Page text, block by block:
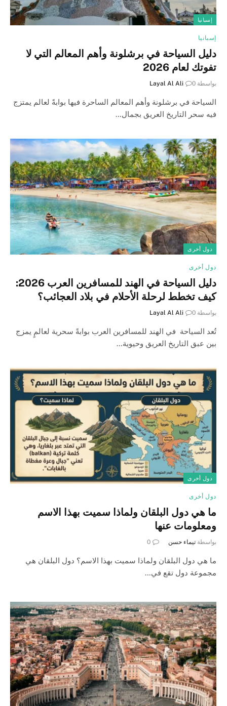
إسبانيا
إسبانيا
دليل السياحة في برشلونة وأهم المعالم التي لا
تفوتك لعام 2026
بواسطة Layal Al Ali 0
السياحة في برشلونة وأهم المعالم الساحرة فيها بوابةً لعالم يمتزج
فيه سحر التاريخ العريق بجمال…
دول أخرى
دول أخرى
دليل السياحة في الهند للمسافرين العرب 2026:
كيف تخطط لرحلة الأحلام في بلاد العجائب؟
بواسطة Layal Al Ali 0
تُعد السياحة في الهند للمسافرين العرب بوابةً سحرية لعالمٍ يمزج
بين عبق التاريخ العريق وحيوية…
دول أخرى
دول أخرى
ما هي دول البلقان ولماذا سميت بهذا الاسم
ومعلومات عنها
بواسطة تيماء حسن 0
ما هي دول البلقان ولماذا سميت بهذا الاسم؟ دول البلقان هي
مجموعة دول تقع في…